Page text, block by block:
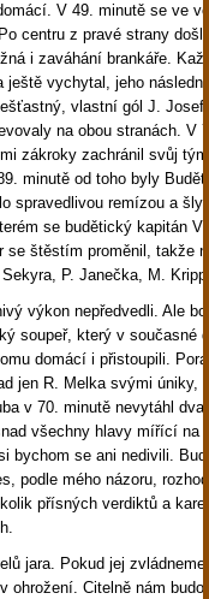
V 49. minutě se ve
centru z pravé strany
i zaváhání brankáře.
ještě vychytal, jeho
vlastní gól J.
na obou stranách. V
zákroky zachránil svůj
minutě od toho byly
spravedlivou remízou a šly
se budětický kapitán
štěstím proměnil, takže
P. Janečka, M.
výkon nepředvedli. Ale
soupeř, který v současné
domácí i přistoupili.
jen R. Melka svými úniky,
v 70. minutě nevytáhl
všechny hlavy mířící na
bychom se ani nedivili.
podle mého názoru,
přísných verdiktů a
jara. Pokud jej
ohrožení. Citelně nám